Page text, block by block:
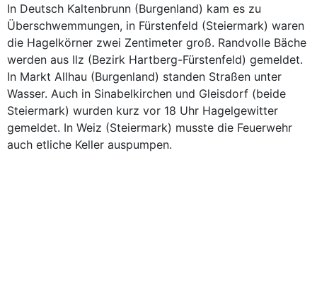
In Deutsch Kaltenbrunn (Burgenland) kam es zu
Überschwemmungen, in Fürstenfeld (Steiermark) waren
die Hagelkörner zwei Zentimeter groß. Randvolle Bäche
werden aus Ilz (Bezirk Hartberg-Fürstenfeld) gemeldet.
In Markt Allhau (Burgenland) standen Straßen unter
Wasser. Auch in Sinabelkirchen und Gleisdorf (beide
Steiermark) wurden kurz vor 18 Uhr Hagelgewitter
gemeldet. In Weiz (Steiermark) musste die Feuerwehr
auch etliche Keller auspumpen.